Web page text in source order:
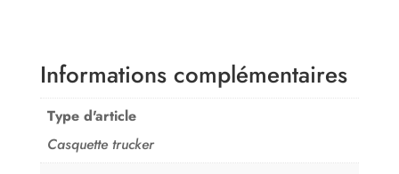
Informations complémentaires
Type d'article
Casquette trucker